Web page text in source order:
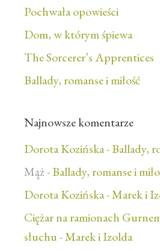
Pochwała opowieści
Dom, w którym śpiewa
The Sorcerer’s Apprentices
Ballady, romanse i miłość
Najnowsze komentarze
Dorota Kozińska-Ballady,
Mąż-Ballady, romanse i
Dorota Kozińska-Marek i
Ciężar na ramionach
słuchu-Marek i Izolda